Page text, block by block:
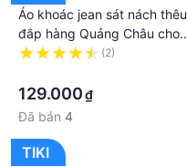
Áo khoác jean sát nách thêu
đắp hàng Quảng Châu cho
bé 1 tuổi đến 7 tuổi, từ 10 kg
01719
(2)
129.000₫
Đã bán 4
TIKI